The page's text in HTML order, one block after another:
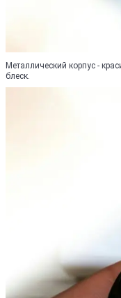
Металлический корпус -
блеск.